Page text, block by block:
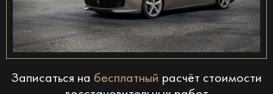
Записаться на бесплатный расчёт стоимости